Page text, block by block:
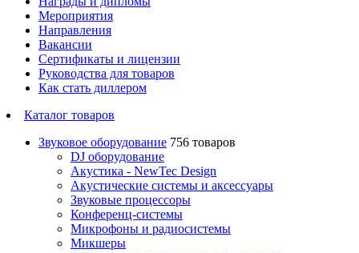
Мероприятия
Направления
Вакансии
Сертификаты и лицензии
Руководства для товаров
Как стать диллером
Каталог товаров
Звуковое оборудование 756 товаров
DJ оборудование
Акустика - NewTec Design
Акустические системы и аксессуары
Звуковые процессоры
Конференц-системы
Микрофоны и радиосистемы
Микшеры